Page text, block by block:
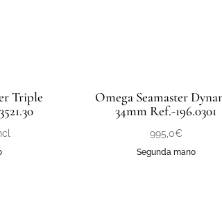
Triple
Omega Seamaster
34mm Ref.-196.0301
995,0€
Segunda mano